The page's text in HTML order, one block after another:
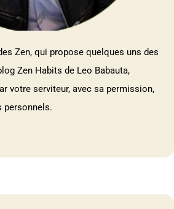
Zen, qui propose quelques uns des
Zen Habits de Leo Babauta,
votre serviteur, avec sa permission,
personnels.